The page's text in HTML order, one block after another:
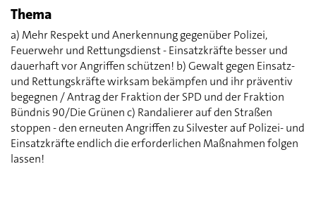
Thema
a) Mehr Respekt und Anerkennung gegenüber Polizei,
Feuerwehr und Rettungsdienst - Einsatzkräfte besser und
dauerhaft vor Angriffen schützen! b) Gewalt gegen Einsatz-
und Rettungskräfte wirksam bekämpfen und ihr präventiv
begegnen / Antrag der Fraktion der SPD und der Fraktion
Bündnis 90/Die Grünen c) Randalierer auf den Straßen
stoppen - den erneuten Angriffen zu Silvester auf Polizei- und
Einsatzkräfte endlich die erforderlichen Maßnahmen folgen
lassen!